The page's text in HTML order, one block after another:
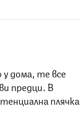
дома, те все
предци. В
плячка